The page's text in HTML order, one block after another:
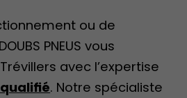
ou de
PNEUS vous
avec l’expertise
. Notre spécialiste